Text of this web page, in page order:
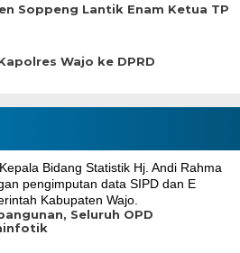
Soppeng Lantik Enam Ketua TP
Wajo ke DPRD
Seluruh OPD